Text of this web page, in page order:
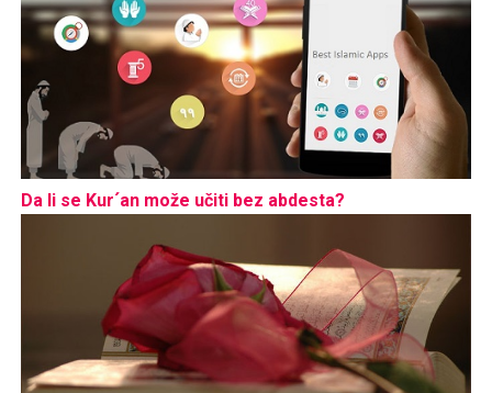
Da li se Kur´an može učiti bez abdesta?